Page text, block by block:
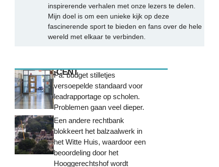
inspirerende verhalen met onze lezers te delen.
Mijn doel is om een unieke kijk op deze
fascinerende sport te bieden en fans over de hele
wereld met elkaar te verbinden.
MEEST RECENTPa. budget stilletjes
versoepelde standaard voor
leadrapportage op scholen.
Problemen gaan veel dieper.
Een andere rechtbank
blokkeert het balzaalwerk in
het Witte Huis, waardoor een
beoordeling door het
Hooggerechtshof wordt